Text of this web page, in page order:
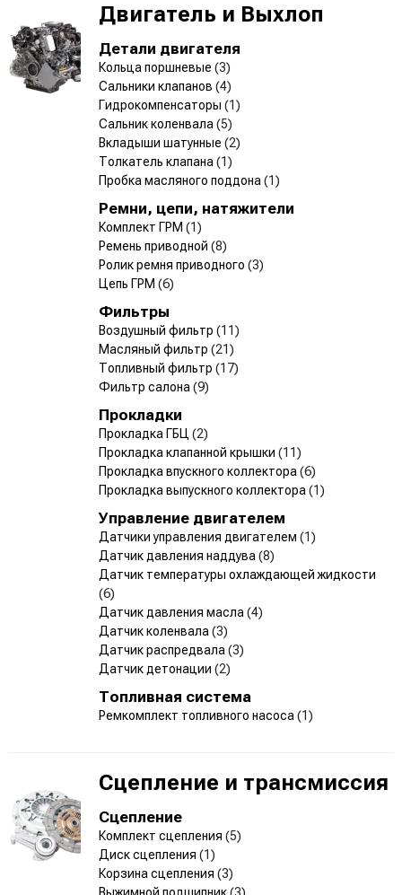
Двигатель и Выхлоп
Детали двигателя
Кольца поршневые (3)
Сальники клапанов (4)
Гидрокомпенсаторы (1)
Сальник коленвала (5)
Вкладыши шатунные (2)
Толкатель клапана (1)
Пробка масляного поддона (1)
Ремни, цепи, натяжители
Комплект ГРМ (1)
Ремень приводной (8)
Ролик ремня приводного (3)
Цепь ГРМ (6)
Фильтры
Воздушный фильтр (11)
Масляный фильтр (21)
Топливный фильтр (17)
Фильтр салона (9)
Прокладки
Прокладка ГБЦ (2)
Прокладка клапанной крышки (11)
Прокладка впускного коллектора (6)
Прокладка выпускного коллектора (1)
Управление двигателем
Датчики управления двигателем (1)
Датчик давления наддува (8)
Датчик температуры охлаждающей жидкости
(6)
Датчик давления масла (4)
Датчик коленвала (3)
Датчик распредвала (3)
Датчик детонации (2)
Топливная система
Ремкомплект топливного насоса (1)
Сцепление и трансмиссия
Сцепление
Комплект сцепления (5)
Диск сцепления (1)
Корзина сцепления (3)